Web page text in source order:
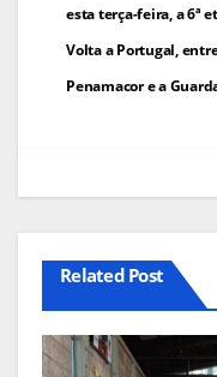
artigos
esta terça-feira, a 6ª
Volta a Portugal,
Penamacor e a
Related Post